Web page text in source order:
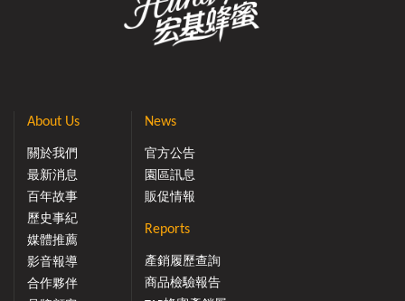
About Us
關於我們
最新消息
百年故事
歷史事紀
媒體推薦
影音報導
合作夥伴
News
官方公告
園區訊息
販促情報
Reports
產銷履歷查詢
商品檢驗報告